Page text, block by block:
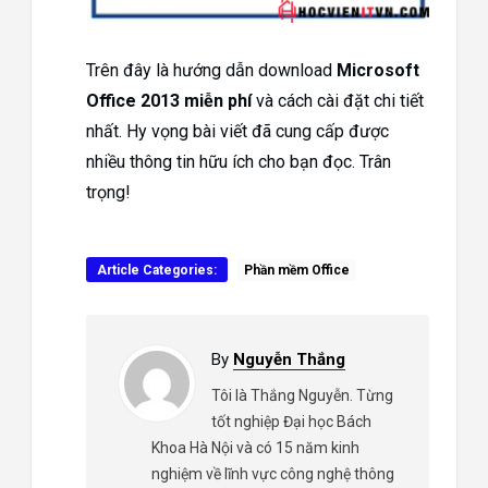
Trên đây là hướng dẫn download Microsoft
Office 2013 miễn phívà cách cài đặt chi tiết
nhất. Hy vọng bài viết đã cung cấp được
nhiều thông tin hữu ích cho bạn đọc. Trân
trọng!
Article Categories: Phần mềm Office
By Nguyễn Thắng
Tôi là Thắng Nguyễn. Từng
tốt nghiệp Đại học Bách
Khoa Hà Nội và có 15 năm kinh
nghiệm về lĩnh vực công nghệ thông